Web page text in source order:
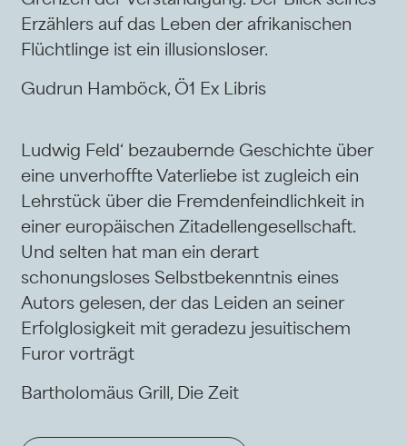
Erzählers auf das Leben der afrikanischen
Flüchtlinge ist ein illusionsloser.
Gudrun Hamböck, Ö1 Ex Libris
Ludwig Feld‘ bezaubernde Geschichte über
eine unverhoffte Vaterliebe ist zugleich ein
Lehrstück über die Fremdenfeindlichkeit in
einer europäischen Zitadellengesellschaft.
Und selten hat man ein derart
schonungsloses Selbstbekenntnis eines
Autors gelesen, der das Leiden an seiner
Erfolglosigkeit mit geradezu jesuitischem
Furor vorträgt
Bartholomäus Grill, Die Zeit